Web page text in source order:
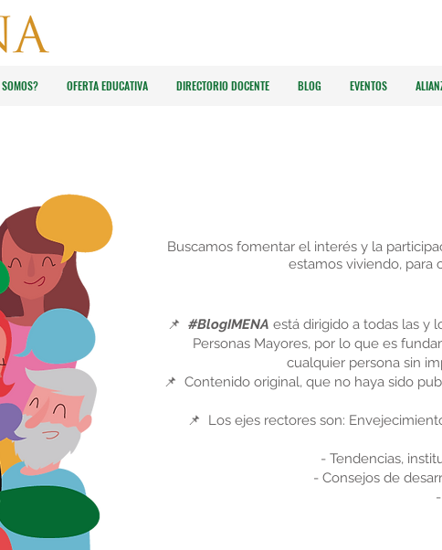
OFERTA EDUCATIVA DIRECTORIO DOCENTE BLOG EVENTOS
Buscamos fomentar el interés y la
estamos viviendo, para
📌 #BlogIMENA está dirigido a todas las y
Personas Mayores, por lo que es
cualquier persona sin
📌 Contenido original, que no haya sido
📌 Los ejes rectores son:
- Tendencias,
- Consejos de